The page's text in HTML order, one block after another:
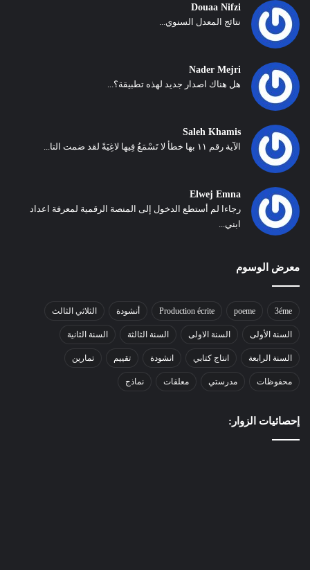
Douaa Nifzi
نتائج المعدل السنوي...
Nader Mejri
هل هناك اصدار جديد لهذه تطبيقة؟...
Saleh Khamis
الآية رقم ١١ بها خطأ لا تَسْمَعُ فِيها لاغِيَةً لقد ضمت التا...
Elwej Emna
رجاءا لم أستطع الدخول إلى المنصة الرقمية لمعرفة اعداد
ابني...
معرض الوسوم
3éme
poeme
Production écrite أنشودة الثلاثي الثالث
السنة الأولى السنة الاولى السنة الثالثة السنة الثانية
السنة الرابعة انتاج كتابي انشودة تقييم تمارين
محفوظات مدرستي معلقات نماذج
إحصائيات الزوار: